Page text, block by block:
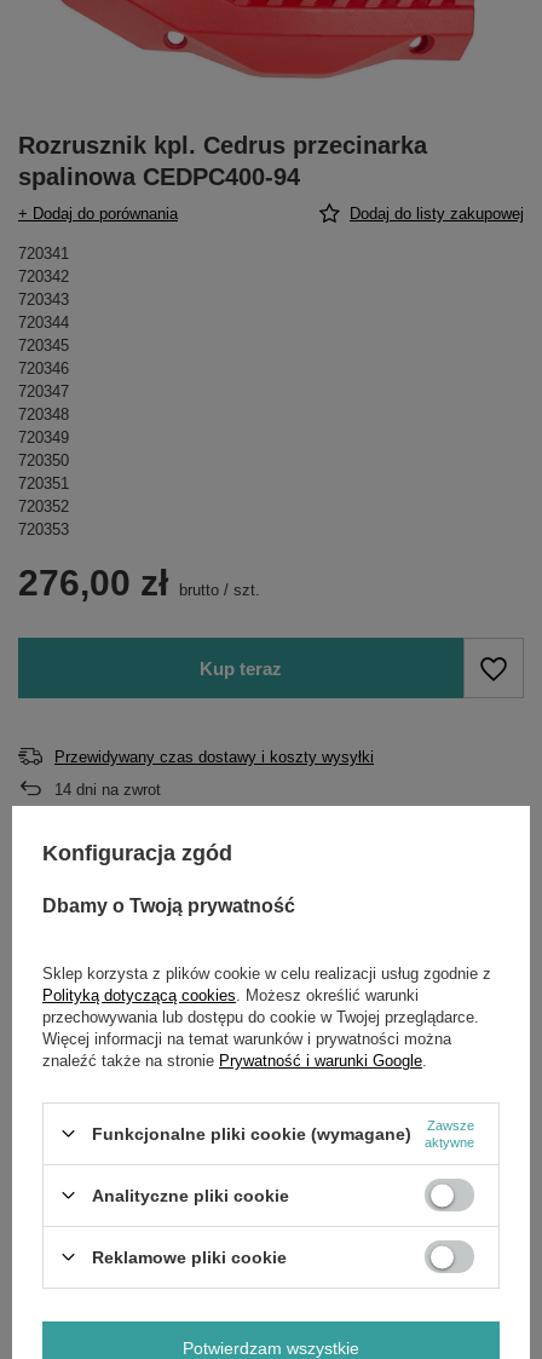
Rozrusznik kpl. Cedrus przecinarka
spalinowa CEDPC400-94
+ Dodaj do porównania Dodaj do listy zakupowej
720341
720342
720343
720344
720345
720346
720347
720348
720349
720350
720351
720352
720353
276,00 zł brutto / szt.
Kup teraz
Przewidywany czas dostawy i koszty wysyłki
14 dni na zwrot
eRaty Santander Consumer
Potrzebujesz pomocy? Masz pytania?
Zadaj pytanie a my odpowiemy niezwłocznie,
najciekawsze pytania i odpowiedzi publikując
Zadaj pytanie
SZCZEGÓŁOWE DANE
Marka Cedrus
Konfiguracja zgód
Dbamy o Twoją prywatność
Sklep korzysta z plików cookie w celu realizacji usług zgodnie z
Polityką dotyczącą cookies . Możesz określić warunki
przechowywania lub dostępu do cookie w Twojej przeglądarce.
Więcej informacji na temat warunków i prywatności można
znaleźć także na stronie Prywatność i warunki Google
Funkcjonalne pliki cookie (wymagane)
Zawsze
aktywne
Analityczne pliki cookie
Reklamowe pliki cookie
Potwierdzam wszystkie